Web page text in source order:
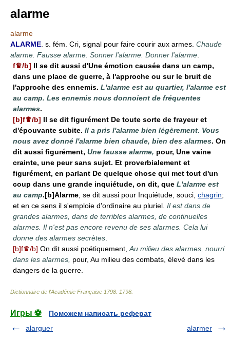
alarme
alarme
ALARME . s. fém. Cri, signal pour faire courir aux armes. Chaude
alarme. Fausse alarme. Sonner l'alarme. Donner l'alarme
f♛/b] Il se dit aussi d'Une émotion causée dans un camp,
dans une place de guerre, à l'approche ou sur le bruit de
l'approche des ennemis. L'alarme est au quartier, l'alarme est
au camp. Les ennemis nous donnoient de fréquentes
alarmes.
[b]f♛/b] Il se dit figurément De toute sorte de frayeur et
d'épouvante subite. Il a pris l'alarme bien légèrement. Vous
nous avez donné l'alarme bien chaude, bien des alarmes. On
dit aussi figurément, Une fausse alarme, pour, Une vaine
crainte, une peur sans sujet. Et proverbialement et
figurément, en parlant De quelque chose qui met tout d'un
coup dans une grande inquiétude, on dit, que L'alarme est
au camp.[b]Alarme , se dit aussi pour Inquiétude, souci, chagrin;
et en ce sens il s'emploie d'ordinaire au pluriel. Il est dans de
grandes alarmes, dans de terribles alarmes, de continuelles
alarmes. Il n'est pas encore revenu de ses alarmes. Cela lui
donne des alarmes secrètes
[b]f♛/b] On dit aussi poétiquement, Au milieu des alarmes, nourri
dans les alarmes, pour, Au milieu des combats, élevé dans les
dangers de la guerre.
Dictionnaire de l'Académie Française 1798 1798
Игры ⚽
Поможем написать реферат
alarguer
alarmer